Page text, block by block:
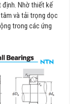
Nhờ thiết kế
và tải trọng dọc
trong các ứng